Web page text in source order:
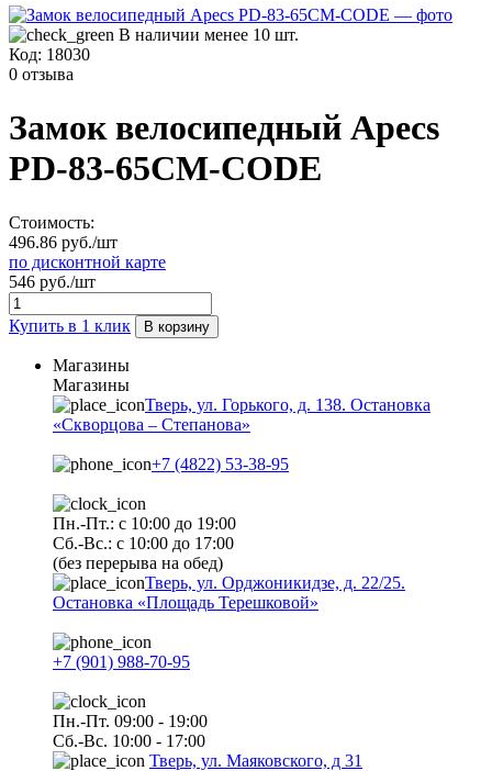
В наличии менее 10 шт.
Код: 18030
0 отзыва
Замок велосипедный Apecs
PD-83-65CM-CODE
Стоимость:
496.86 руб./шт
по дисконтной карте
546 руб./шт
Купить в 1 клик В корзину
Магазины
Магазины
Тверь, ул. Горького, д. 138. Остановка
«Скворцова – Степанова»
+7 (4822) 53-38-95
Пн.-Пт.: с 10:00 до 19:00
Сб.-Вс.: с 10:00 до 17:00
(без перерыва на обед)
Тверь, ул. Орджоникидзе, д. 22/25.
Остановка «Площадь Терешковой»
+7 (901) 988-70-95
Пн.-Пт. 09:00 - 19:00
Сб.-Вс. 10:00 - 17:00
Тверь, ул. Маяковского, д 31